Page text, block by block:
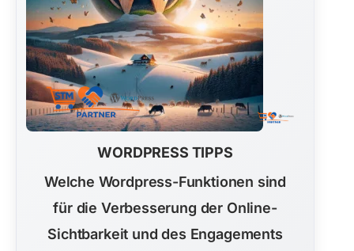
WORDPRESS TIPPS
Welche Wordpress-Funktionen sind
für die Verbesserung der Online-
Sichtbarkeit und des Engagements